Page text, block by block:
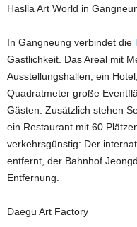
Haslla Art World in
In Gangneung verbindet die
Gastlichkeit. Das Areal mit
Ausstellungshallen, ein
Quadratmeter große
Gästen. Zusätzlich stehen
ein Restaurant mit 60
verkehrsgünstig: Der
entfernt, der Bahnhof
Entfernung.
Daegu Art Factory